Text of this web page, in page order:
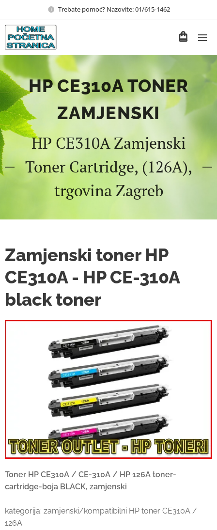
Trebate pomoć? Nazovite: 01/615-1462
HP CE310A TONER
ZAMJENSKI
HP CE310A Zamjenski
Toner Cartridge, (126A),
trgovina Zagreb
Zamjenski toner HP
CE310A - HP CE-310A
black toner
Toner HP CE310A / CE-310A / HP 126A toner-
cartridge-boja BLACK, zamjenski
kategorija: zamjenski/kompatibilni HP toner CE310A /
126A